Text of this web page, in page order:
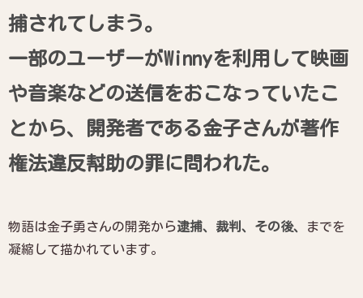
捕されてしまう。
一部のユーザーがWinnyを利用して映画
や音楽などの送信をおこなっていたこ
とから、開発者である金子さんが著作
権法違反幇助の罪に問われた。
物語は金子勇さんの開発から逮捕、裁判、その後、
までを
凝縮して描かれています。